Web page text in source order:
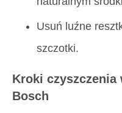
Usuń luźne
szczotki.
Kroki czyszczenia
Bosch